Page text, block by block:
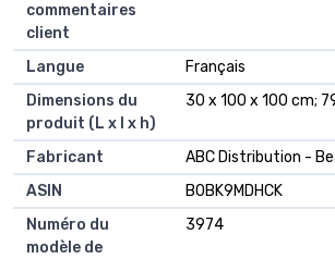
commentaires
client
Langue
Français
Dimensions du
produit (L x l x h)
30 x 100 x 100 cm;
Fabricant
ABC Distribution -
ASIN
B0BK9MDHCK
Numéro du
modèle de
3974